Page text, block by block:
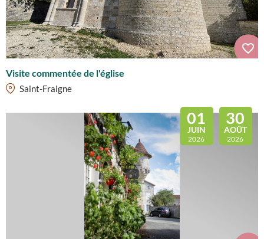
Visite commentée de l'église
Saint-Fraigne
01
JUIN
2026
30
AOÛT
2026